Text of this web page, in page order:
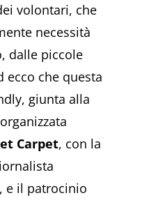
volontari, che
necessità
dalle piccole
ecco che questa
giunta alla
Carpet, con la
, e il patrocinio